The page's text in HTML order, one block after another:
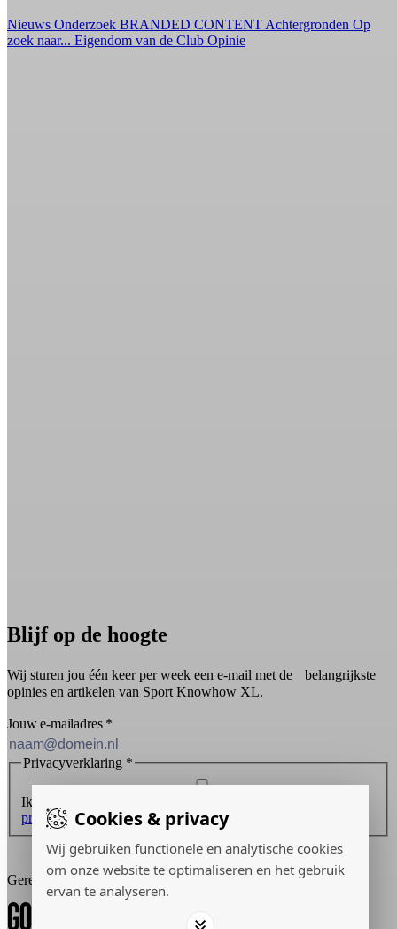
Cookies & privacy
Wij gebruiken functionele en analytische cookies
om onze website te optimaliseren en het gebruik
ervan te analyseren.
Nieuws Onderzoek BRANDED CONTENT Achtergronden Op
zoek naar... Eigendom van de Club Opinie
Blijf op de hoogte
Wij sturen jou één keer per week een e-mail met de belangrijkste
opinies en artikelen van Sport Knowhow XL.
Jouw e-mailadres *
Privacyverklaring *
Ik ontvang graag de nieuwsbrief en ga akkoord met de
privacyverklaring.
Inschrijven
Gerealiseerd door: